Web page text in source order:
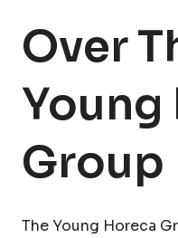
Over
Young
Group
The Young Horeca